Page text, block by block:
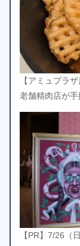
【アミュプラ
老舗精肉店が
【PR】7/26（